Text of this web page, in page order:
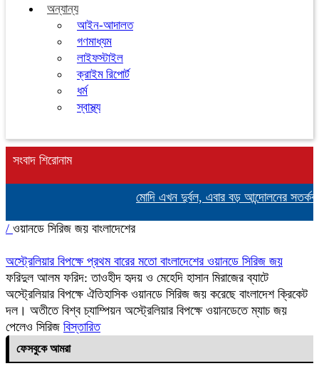
অন্যান্য
আইন-আদালত
গণমাধ্যম
লাইফস্টাইল
ক্রাইম রিপোর্ট
ধর্ম
স্বাস্থ্য
সংবাদ শিরোনাম
মোদি এখন দুর্বল, এবার বড় আন্দোলনের সতর্কবার্তা
/ ওয়ানডে সিরিজ জয় বাংলাদেশের
অস্ট্রেলিয়ার বিপক্ষে প্রথম বারের মতো বাংলাদেশের ওয়ানডে সিরিজ জয়
ফরিদুল আলম ফরিদ: তাওহীদ হৃদয় ও মেহেদি হাসান মিরাজের ব্যাটে
অস্ট্রেলিয়ার বিপক্ষে ঐতিহাসিক ওয়ানডে সিরিজ জয় করেছে বাংলাদেশ ক্রিকেট
দল। অতীতে বিশ্ব চ্যাম্পিয়ন অস্ট্রেলিয়ার বিপক্ষে ওয়ানডেতে ম্যাচ জয়
পেলেও সিরিজ বিস্তারিত
ফেসবুকে আমরা